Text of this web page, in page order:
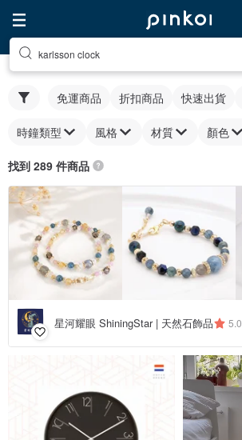
karlsson clock
免運商品 折扣商品 快速出貨
時鐘類型 風格 材質 顏色
找到 289 件商品
星河耀眼 ShiningStar | 天然石飾品 5.0